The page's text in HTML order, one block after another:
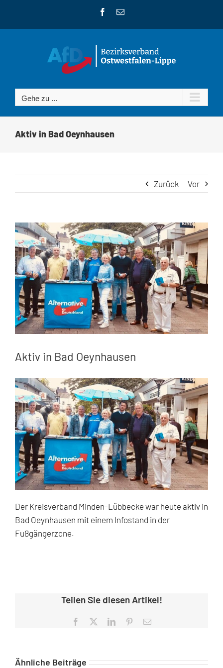
Facebook
E-
Gehe zu ...
Aktiv in Bad Oeynhausen
Zurück Vor
Zeige
grösseres
Bild
Aktiv in Bad Oeynhausen
Der Kreisverband Minden-Lübbecke war heute aktiv in
Bad Oeynhausen mit einem Infostand in der
Fußgängerzone.
Teilen Sie diesen Artikel!
Facebook LinkedInPinterest
E-
Ähnliche Beiträge